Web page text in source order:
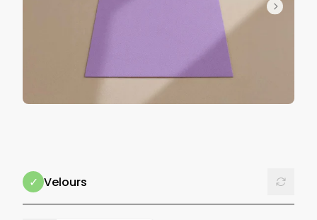
Velours Reset